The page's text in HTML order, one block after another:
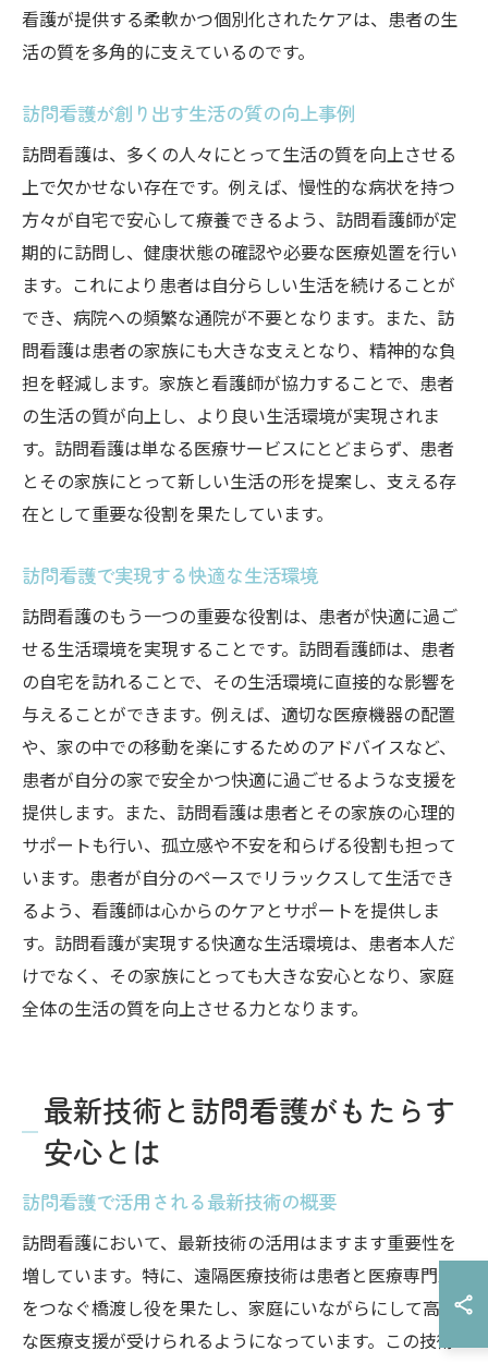
看護が提供する柔軟かつ個別化されたケアは、患者の生
活の質を多角的に支えているのです。
訪問看護が創り出す生活の質の向上事例
訪問看護は、多くの人々にとって生活の質を向上させる
上で欠かせない存在です。例えば、慢性的な病状を持つ
方々が自宅で安心して療養できるよう、訪問看護師が定
期的に訪問し、健康状態の確認や必要な医療処置を行い
ます。これにより患者は自分らしい生活を続けることが
でき、病院への頻繁な通院が不要となります。また、訪
問看護は患者の家族にも大きな支えとなり、精神的な負
担を軽減します。家族と看護師が協力することで、患者
の生活の質が向上し、より良い生活環境が実現されま
す。訪問看護は単なる医療サービスにとどまらず、患者
とその家族にとって新しい生活の形を提案し、支える存
在として重要な役割を果たしています。
訪問看護で実現する快適な生活環境
訪問看護のもう一つの重要な役割は、患者が快適に過ご
せる生活環境を実現することです。訪問看護師は、患者
の自宅を訪れることで、その生活環境に直接的な影響を
与えることができます。例えば、適切な医療機器の配置
や、家の中での移動を楽にするためのアドバイスなど、
患者が自分の家で安全かつ快適に過ごせるような支援を
提供します。また、訪問看護は患者とその家族の心理的
サポートも行い、孤立感や不安を和らげる役割も担って
います。患者が自分のペースでリラックスして生活でき
るよう、看護師は心からのケアとサポートを提供しま
す。訪問看護が実現する快適な生活環境は、患者本人だ
けでなく、その家族にとっても大きな安心となり、家庭
全体の生活の質を向上させる力となります。
最新技術と訪問看護がもたらす
安心とは
訪問看護で活用される最新技術の概要
訪問看護において、最新技術の活用はますます重要性を
増しています。特に、遠隔医療技術は患者と医療専門家
をつなぐ橋渡し役を果たし、家庭にいながらにして高度
な医療支援が受けられるようになっています。この技術